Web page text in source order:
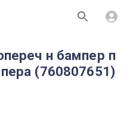
н бампер п
(760807651)